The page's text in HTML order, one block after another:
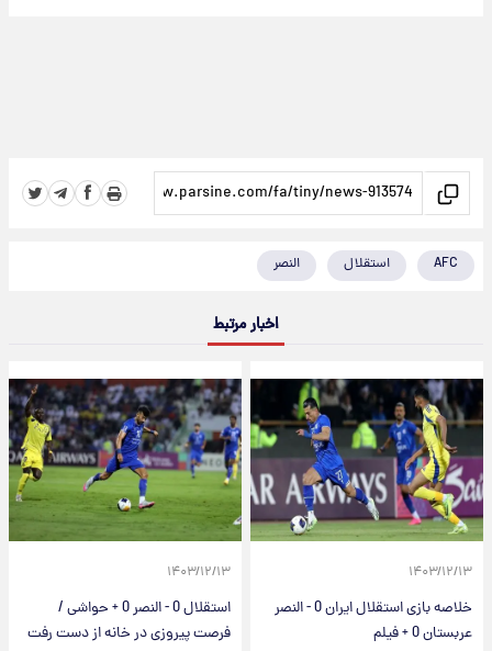
AFC استقلال النصر
اخبار مرتبط
۱۴۰۳/۱۲/۱۳
خلاصه بازی استقلال ایران 0 - النصر
عربستان 0 + فیلم
۱۴۰۳/۱۲/۱۳
استقلال 0 - النصر 0 + حواشی /
فرصت پیروزی در خانه از دست رفت